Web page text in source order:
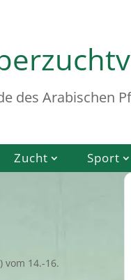
des Arabischen
Zucht Sport
14.-16.